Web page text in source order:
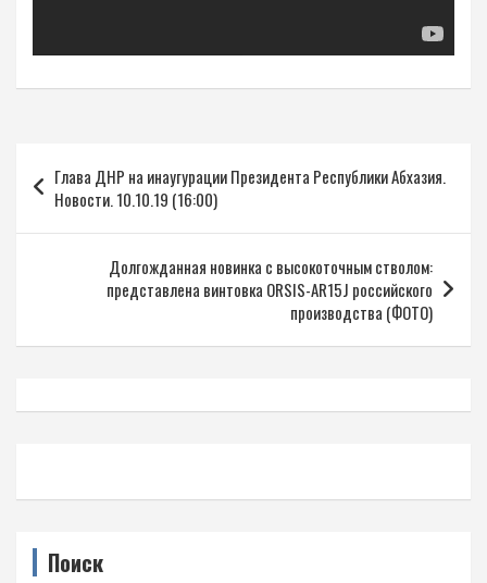
по
записям
Глава ДНР на инаугурации Президента Республики Абхазия.
Новости. 10.10.19 (16:00)
Долгожданная новинка с высокоточным стволом:
представлена винтовка ORSIS-AR15J российского
производства (ФОТО)
Поиск